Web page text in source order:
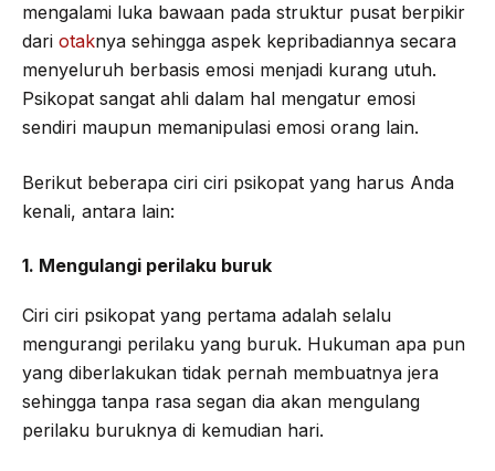
mengalami luka bawaan pada struktur pusat berpikir
dari otaknya sehingga aspek kepribadiannya secara
menyeluruh berbasis emosi menjadi kurang utuh.
Psikopat sangat ahli dalam hal mengatur emosi
sendiri maupun memanipulasi emosi orang lain.
Berikut beberapa ciri ciri psikopat yang harus Anda
kenali, antara lain:
1. Mengulangi perilaku buruk
Ciri ciri psikopat yang pertama adalah selalu
mengurangi perilaku yang buruk. Hukuman apa pun
yang diberlakukan tidak pernah membuatnya jera
sehingga tanpa rasa segan dia akan mengulang
perilaku buruknya di kemudian hari.